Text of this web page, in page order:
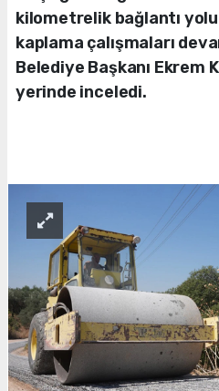
kilometrelik bağlantı
kaplama çalışmaları
Belediye Başkanı Ekrem
yerinde inceledi.